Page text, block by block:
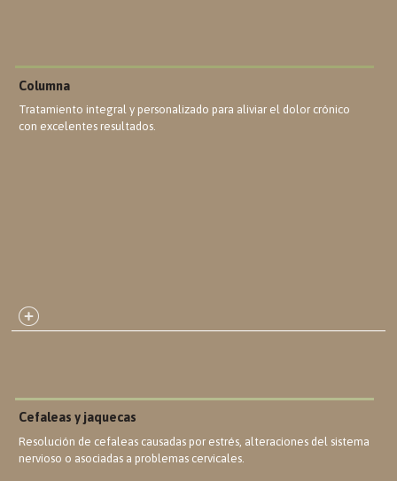
Columna
Tratamiento integral y personalizado para aliviar el dolor crónico
con excelentes resultados.
Cefaleas y jaquecas
Resolución de cefaleas causadas por estrés, alteraciones del sistema
nervioso o asociadas a problemas cervicales.